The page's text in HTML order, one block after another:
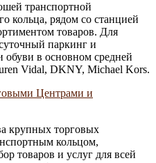
транспортной
кольца, рядом со станцией
товаров. Для
паркинг и
в основном средней
Vidal, DKNY, Michael Kors.
крупных торговых
кольцом,
товаров и услуг для всей